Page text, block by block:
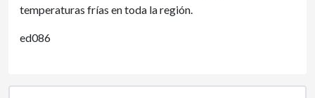
temperaturas frías en toda la región.
ed086